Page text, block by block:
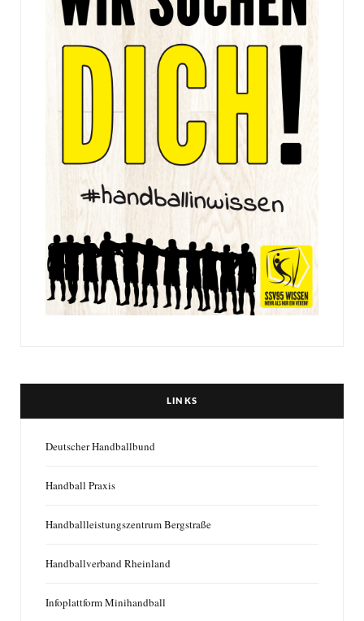
LINKS
Deutscher Handballbund
Handball Praxis
Handballleistungszentrum Bergstraße
Handballverband Rheinland
Infoplattform Minihandball